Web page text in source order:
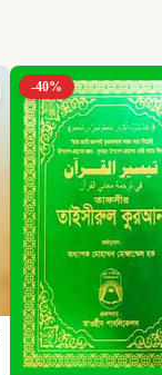
-40%